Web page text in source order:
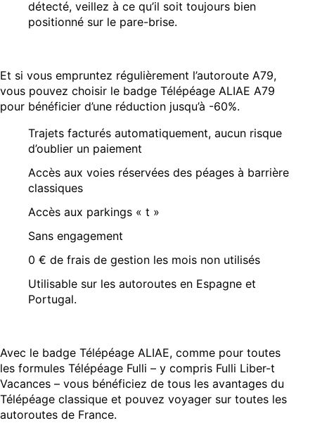
détecté, veillez à ce qu’il soit toujours bien
positionné sur le pare-brise.
Et si vous empruntez régulièrement l’autoroute A79,
vous pouvez choisir le badge Télépéage ALIAE A79
pour bénéficier d’une réduction jusqu’à -60%.
Trajets facturés automatiquement, aucun risque
d’oublier un paiement
Accès aux voies réservées des péages à barrière
classiques
Accès aux parkings « t »
Sans engagement
0 € de frais de gestion les mois non utilisés
Utilisable sur les autoroutes en Espagne et
Portugal.
Avec le badge Télépéage ALIAE, comme pour toutes
les formules Télépéage Fulli – y compris Fulli Liber-t
Vacances – vous bénéficiez de tous les avantages du
Télépéage classique et pouvez voyager sur toutes les
autoroutes de France.